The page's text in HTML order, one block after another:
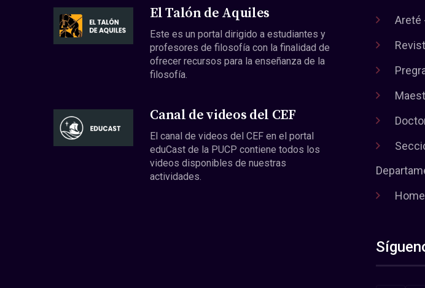
El Talón de Aquiles
Este es un portal dirigido a estudiantes y
profesores de filosofía con la finalidad de
ofrecer recursos para la enseñanza de la
filosofía.
Canal de videos del CEF
El canal de videos del CEF en el portal
eduCast de la PUCP contiene todos los
videos disponibles de nuestras
actividades.
Areté